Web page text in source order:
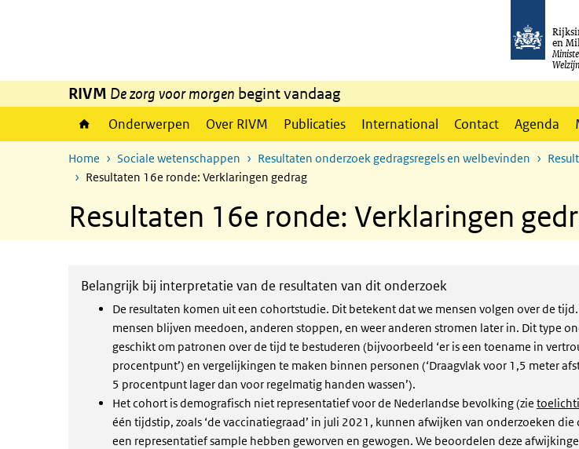
en
RIVM De zorg voor morgen begint vandaag
Onderwerpen Over RIVM Publicaties International Contact Agenda
Home Sociale wetenschappen Resultaten onderzoek gedragsregels en welbevinden
Resultaten 16e ronde: Verklaringen gedrag
Resultaten 16e ronde: Verklaringen
Belangrijk bij interpretatie van de resultaten van dit onderzoek
De resultaten komen uit een cohortstudie. Dit betekent dat we mensen volgen over de
mensen blijven meedoen, anderen stoppen, en weer anderen stromen later in. Dit type
geschikt om patronen over de tijd te bestuderen (bijvoorbeeld ‘er is een toename in
procentpunt’) en vergelijkingen te maken binnen personen (‘Draagvlak voor 1,5 meter
5 procentpunt lager dan voor regelmatig handen wassen’).
Het cohort is demografisch niet representatief voor de Nederlandse bevolking (zie
één tijdstip, zoals ‘de vaccinatiegraad’ in juli 2021 , kunnen afwijken van onderzoeken
een representatief sample hebben geworven en gewogen. We beoordelen deze